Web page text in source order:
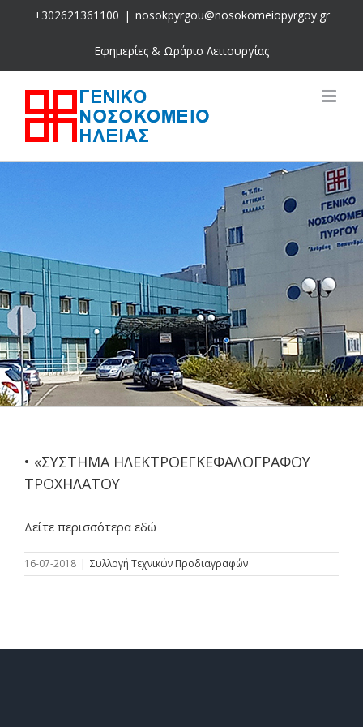
+302621361100 | nosokpyrgou@nosokomeiopyrgoy.gr
Εφημερίες & Ωράριο Λειτουργίας
• «ΣΥΣΤΗΜΑ ΗΛΕΚΤΡΟΕΓΚΕΦΑΛΟΓΡΑΦΟΥ
ΤΡΟΧΗΛΑΤΟΥ
Δείτε περισσότερα εδώ
16-07-2018 | Συλλογή Τεχνικών Προδιαγραφών